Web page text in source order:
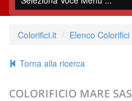
Colorifici.it Elenco Colorifici
Torna alla ricerca
COLORIFICIO MARE SAS